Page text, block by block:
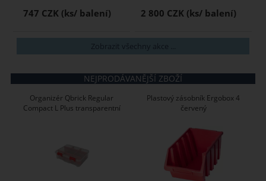
747 CZK 2 800 CZK
Zobrazit všechny akce ...
NEJPRODÁVANĚJŠÍ ZBOŽÍ
Organizér Qbrick Regular
Compact L Plus transparentní
Plastový zásobník Ergobox 4
červený